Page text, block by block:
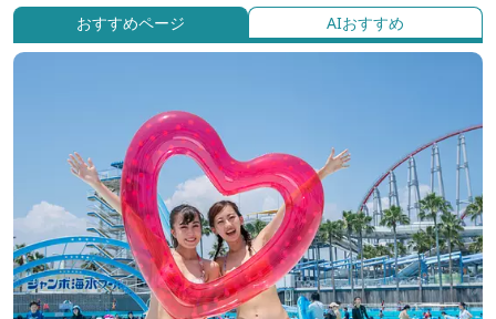
おすすめページ AIおすすめ